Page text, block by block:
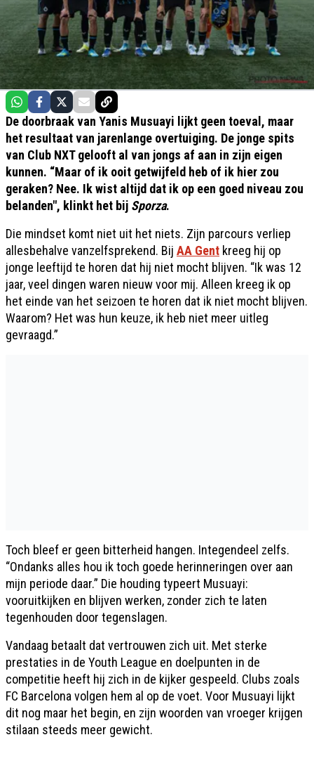
De doorbraak van Yanis Musuayi lijkt geen toeval, maar
het resultaat van jarenlange overtuiging. De jonge spits
van Club NXT gelooft al van jongs af aan in zijn eigen
kunnen. “Maar of ik ooit getwijfeld heb of ik hier zou
geraken? Nee. Ik wist altijd dat ik op een goed niveau zou
belanden", klinkt het bij Sporza.
Die mindset komt niet uit het niets. Zijn parcours verliep
allesbehalve vanzelfsprekend. Bij AA Gent kreeg hij op
jonge leeftijd te horen dat hij niet mocht blijven. “Ik was 12
jaar, veel dingen waren nieuw voor mij. Alleen kreeg ik op
het einde van het seizoen te horen dat ik niet mocht blijven.
Waarom? Het was hun keuze, ik heb niet meer uitleg
gevraagd.”
Toch bleef er geen bitterheid hangen. Integendeel zelfs.
“Ondanks alles hou ik toch goede herinneringen over aan
mijn periode daar.” Die houding typeert Musuayi:
vooruitkijken en blijven werken, zonder zich te laten
tegenhouden door tegenslagen.
Vandaag betaalt dat vertrouwen zich uit. Met sterke
prestaties in de Youth League en doelpunten in de
competitie heeft hij zich in de kijker gespeeld. Clubs zoals
FC Barcelona volgen hem al op de voet. Voor Musuayi lijkt
dit nog maar het begin, en zijn woorden van vroeger krijgen
stilaan steeds meer gewicht.